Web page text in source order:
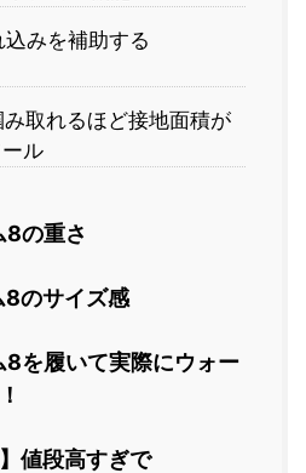
込みを補助する
取れるほど接地面積が
ル
8の重さ
のサイズ感
8を履いて実際にウォー
値段高すぎで